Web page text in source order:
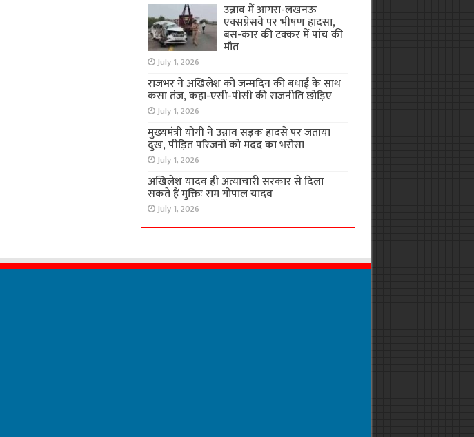
उन्नाव में आगरा-लखनऊ
एक्सप्रेसवे पर भीषण हादसा,
बस-कार की टक्कर में पांच की
मौत
July 1, 2026
राजभर ने अखिलेश को जन्मदिन की बधाई के साथ
कसा तंज, कहा-एसी-पीसी की राजनीति छोड़िए
July 1, 2026
मुख्यमंत्री योगी ने उन्नाव सड़क हादसे पर जताया
दुख, पीड़ित परिजनों को मदद का भरोसा
July 1, 2026
अखिलेश यादव ही अत्याचारी सरकार से दिला
सकते हैं मुक्तिः राम गोपाल यादव
July 1, 2026